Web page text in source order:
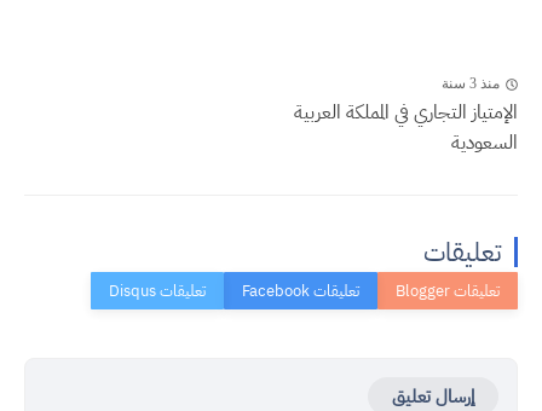
منذ 3 سنة
الإمتياز التجاري في المملكة العربية
السعودية
تعليقات
إرسال تعليق